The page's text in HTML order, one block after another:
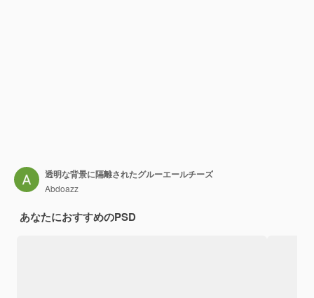
透明な背景に隔離されたグルーエールチーズ
Abdoazz
あなたにおすすめのPSD